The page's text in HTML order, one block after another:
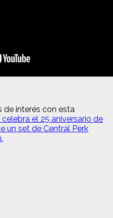
de interés con esta
celebra el 25 aniversario de
un set de Central Perk